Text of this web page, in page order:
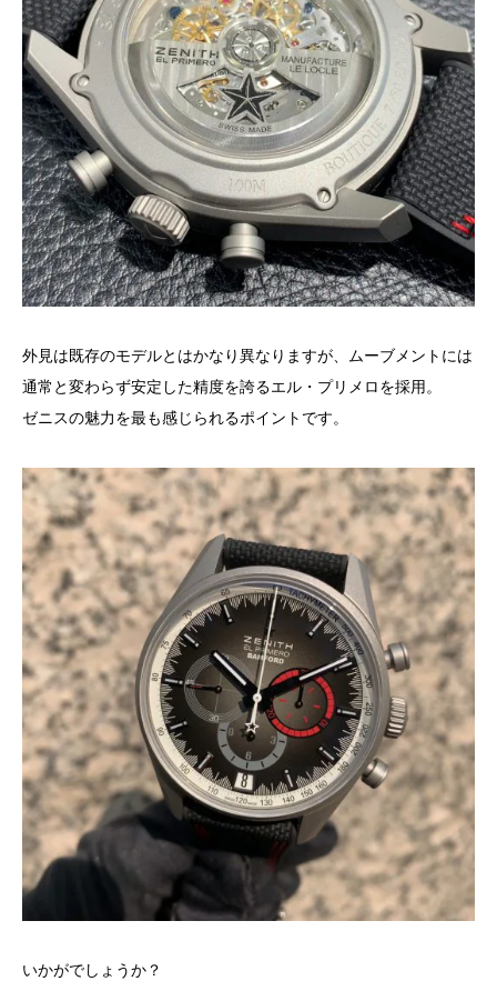
外見は既存のモデルとはかなり異なりますが、ムーブメントには
通常と変わらず安定した精度を誇るエル・プリメロを採用。
ゼニスの魅力を最も感じられるポイントです。
いかがでしょうか？